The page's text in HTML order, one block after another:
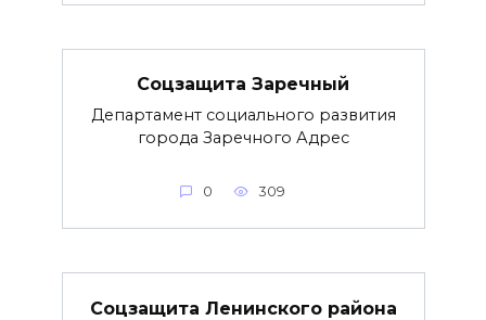
Соцзащита Заречный
Департамент социального развития
города Заречного Адрес
0 309
Соцзащита Ленинского района